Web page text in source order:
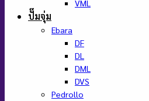
VML
ปั๊มจุ่ม
Ebara
DF
DL
DML
DVS
Pedrollo